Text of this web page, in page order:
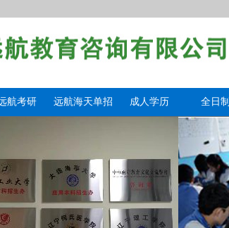
航考研 远航海天单招 成人学历 全日制